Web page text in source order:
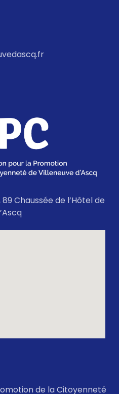
Chaussée de l’Hôtel de
de la Citoyenneté